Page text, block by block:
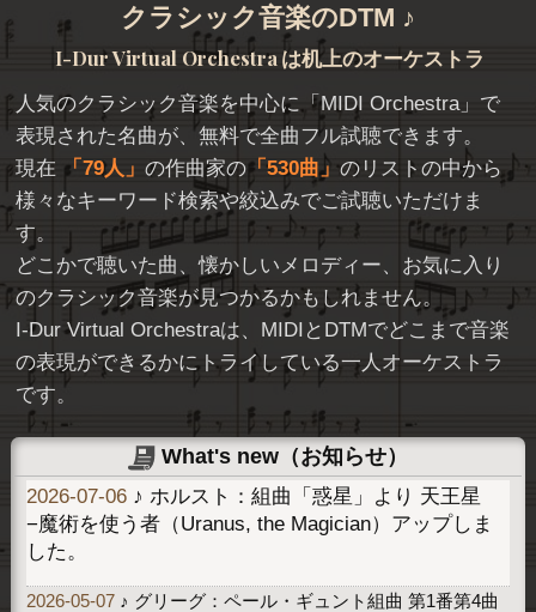
クラシック音楽のDTM ♪
I-Dur Virtual Orchestra は机上のオーケストラ
人気のクラシック音楽を中心に「MIDI Orchestra 」で
表現された名曲が、無料で全曲フル試聴できます。
現在
79人 の作曲家の 530曲
のリストの中から
様々なキーワード検索や絞込みでご試聴いただけま
す。
どこかで聴いた曲、懐かしいメロディー、お気に入り
のクラシック音楽が見つかるかもしれません。
I-Dur Virtual Orchestraは、MIDIとDTMでどこまで音楽
の表現ができるかにトライしている一人オーケストラ
です。
What's new（お知らせ）
2026-07-06 ♪ ホルスト：組曲「惑星」より 天王星
−魔術を使う者（Uranus, the Magician）アップしま
した。
2026-05-07 ♪ グリーグ：ペール・ギュント組曲 第1番第4曲